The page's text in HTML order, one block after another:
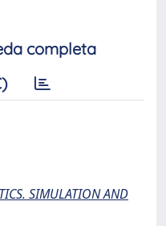
completa
SIMULATION AND